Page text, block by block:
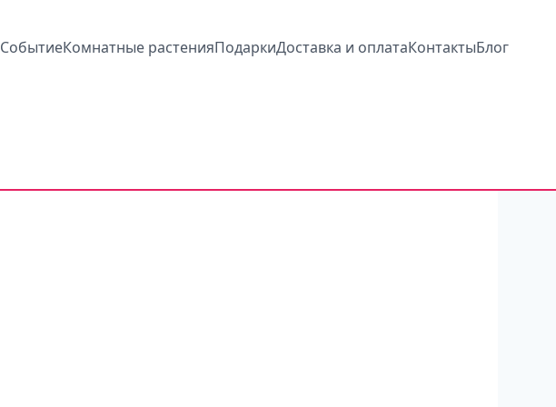
СобытиеКомнатные растенияПодаркиДоставка и оплатаКонтактыБлог